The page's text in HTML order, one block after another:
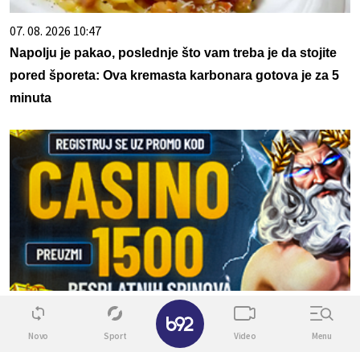
07. 08. 2026 10:47
Napolju je pakao, poslednje što vam treba je da stojite
pored šporeta: Ova kremasta karbonara gotova je za 5
minuta
20. 07. 2026 08:04
REGISTRUJ SE UZ PROMO KOD CASINO Preuzmi 1500
Novo Sport Video Menu
✕